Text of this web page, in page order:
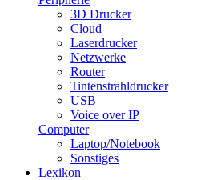
3D Drucker
Cloud
Laserdrucker
Netzwerke
Router
Tintenstrahldrucker
USB
Voice over IP
Computer
Laptop/Notebook
Sonstiges
Lexikon